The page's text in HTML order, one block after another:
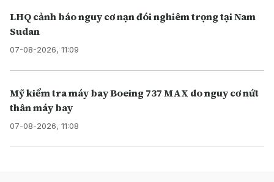
LHQ cảnh báo nguy cơ nạn đói nghiêm trọng tại Nam
Sudan
07-08-2026, 11:09
Mỹ kiểm tra máy bay Boeing 737 MAX do nguy cơ nứt
thân máy bay
07-08-2026, 11:08